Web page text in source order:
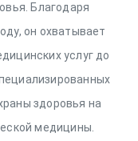
Благодаря
он охватывает
услуг до
здоровья на
медицины.